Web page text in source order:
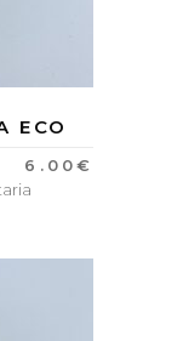
ECO
6.00€